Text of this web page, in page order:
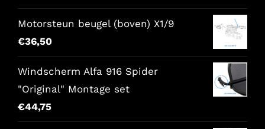
prezzo
originale
prezzo
attuale
Motorsteun beugel (boven) X1/9
€36,50
Windscherm Alfa 916 Spider
"Original" Montage set
€44,75